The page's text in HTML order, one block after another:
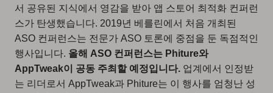
서 공유된 지식에서 영감을 받아 앱 스토어 최적화 컨퍼런
스가 탄생했습니다. 2019년 베를린에서 처음 개최된
ASO 컨퍼런스는 전문가 ASO 토론에 중점을 둔 독점적인
행사입니다. 올해 ASO 컨퍼런스는 Phiture와
AppTweak이 공동 주최할 예정입니다. 업계에서 인정받
는 리더로서 AppTweak과 Phiture는 이 행사를 엄청난 성